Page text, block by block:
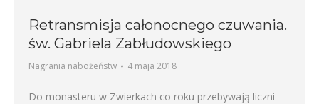
Retransmisja całonocnego czuwania.
św. Gabriela Zabłudowskiego
Nagrania nabożeństw 4 maja 2018
Do monasteru w Zwierkach co roku przebywają liczni